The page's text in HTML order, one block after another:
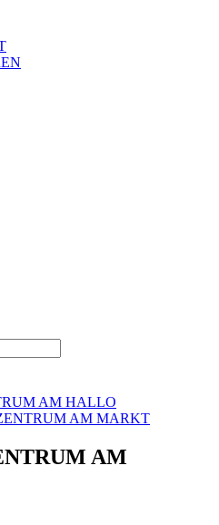
AM HALLO
AM MARKT
AM